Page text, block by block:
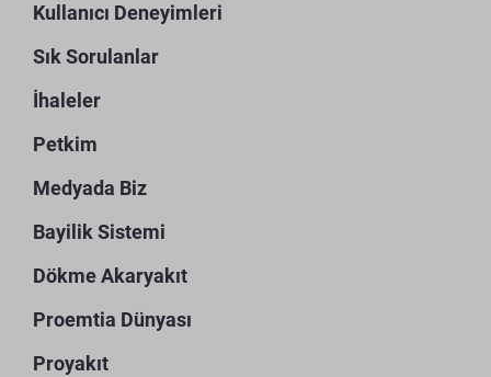
Kullanıcı Deneyimleri
Sık Sorulanlar
İhaleler
Petkim
Medyada Biz
Bayilik Sistemi
Dökme Akaryakıt
Proemtia Dünyası
Proyakıt